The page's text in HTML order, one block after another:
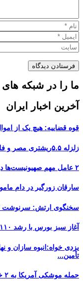
ما را در شبکه های
آخرین اخبار ایران
قوه قضاییه: هیچ یک از
زلزله ۵.۵ریشتری مصر و فلسطین را لرزاند
۲ عامل مهم صهیونیست‌ها در جنگ‌های ۱۲ روزه و ۴۰ روزه اعدام شدند
سارقان زورگیر در دام
سخنگوی ارتش: سرنوشت ۳ خلبان ما هنوز مشخص نیست
آغاز سبز بورس با رشد ۱۱۰ هزار واحدی شاخص کل
یزدی خواه:انبوه سازان و
تأمین...
حمله موشکی آمریکا به ۲ خوابگاه دانشجویی در اهواز